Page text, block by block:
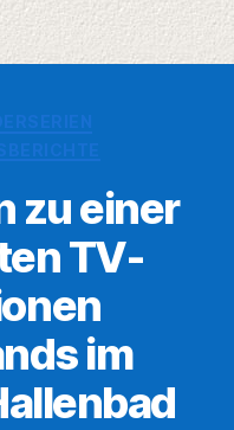
zu einer
TV-
im